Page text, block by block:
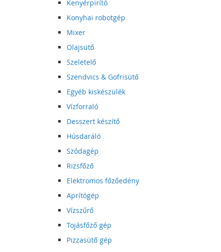
Kenyérpirító
Konyhai robotgép
Mixer
Olajsütő
Szeletelő
Szendvics & Gofrisütő
Egyéb kiskészülék
Vízforraló
Desszert készítő
Húsdaráló
Szódagép
Rizsfőző
Elektromos főzőedény
Aprítógép
Vízszűrő
Tojásfőző gép
Pizzasütő gép